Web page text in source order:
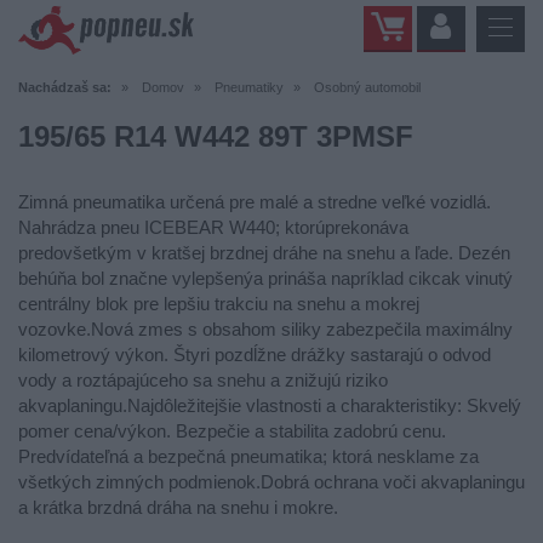
Nachádzaš sa: Domov Pneumatiky Osobný automobil
195/65 R14 W442 89T 3PMSF
Zimná pneumatika určená pre malé a stredne veľké vozidlá.
Nahrádza pneu ICEBEAR W440; ktorúprekonáva
predovšetkým v kratšej brzdnej dráhe na snehu a ľade. Dezén
behúňa bol značne vylepšenýa prináša napríklad cikcak vinutý
centrálny blok pre lepšiu trakciu na snehu a mokrej
vozovke.Nová zmes s obsahom siliky zabezpečila maximálny
kilometrový výkon. Štyri pozdĺžne drážky sastarajú o odvod
vody a roztápajúceho sa snehu a znižujú riziko
akvaplaningu.Najdôležitejšie vlastnosti a charakteristiky: Skvelý
pomer cena/výkon. Bezpečie a stabilita zadobrú cenu.
Predvídateľná a bezpečná pneumatika; ktorá nesklame za
všetkých zimných podmienok.Dobrá ochrana voči akvaplaningu
a krátka brzdná dráha na snehu i mokre.